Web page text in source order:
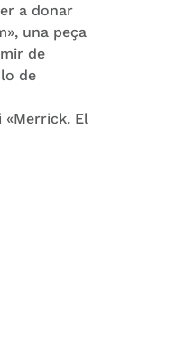
a donar
una peça
de
de
«Merrick. El